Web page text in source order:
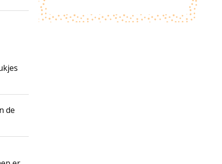
de